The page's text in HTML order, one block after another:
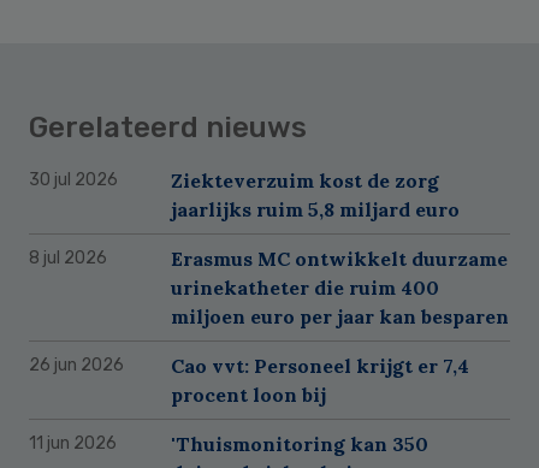
Gerelateerd nieuws
30 jul 2026
Ziekteverzuim kost de zorg
jaarlijks ruim 5,8 miljard euro
8 jul 2026
Erasmus MC ontwikkelt duurzame
urinekatheter die ruim 400
miljoen euro per jaar kan besparen
26 jun 2026
Cao vvt: Personeel krijgt er 7,4
procent loon bij
11 jun 2026
'Thuismonitoring kan 350